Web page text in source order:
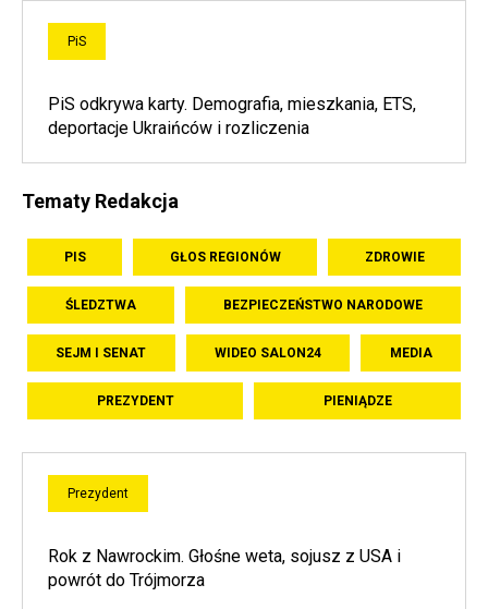
PiS
PiS odkrywa karty. Demografia, mieszkania, ETS,
deportacje Ukraińców i rozliczenia
Tematy Redakcja
PIS GŁOS REGIONÓW ZDROWIE
ŚLEDZTWA BEZPIECZEŃSTWO NARODOWE
SEJM I SENAT WIDEO SALON24 MEDIA
PREZYDENT PIENIĄDZE
Prezydent
Rok z Nawrockim. Głośne weta, sojusz z USA i
powrót do Trójmorza